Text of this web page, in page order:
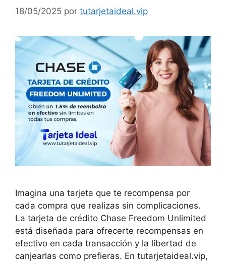
18/05/2025 por tutarjetaideal.vip
Imagina una tarjeta que te recompensa por
cada compra que realizas sin complicaciones.
La tarjeta de crédito Chase Freedom Unlimited
está diseñada para ofrecerte recompensas en
efectivo en cada transacción y la libertad de
canjearlas como prefieras. En tutarjetaideal.vip,